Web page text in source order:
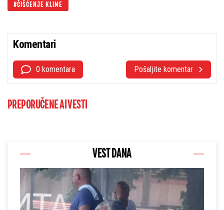
ČIŠĆENJE KLIME
Komentari
0 komentara Pošaljite komentar
PREPORUČENE AI VESTI
VEST DANA